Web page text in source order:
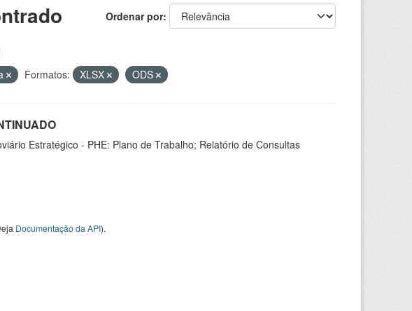
Ordenar por
Formatos: XLSX ODS
Estratégico - PHE: Plano de Trabalho; Relatório de Consultas
Documentação da API).